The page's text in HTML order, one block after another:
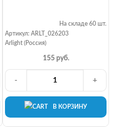
На складе 60 шт.
Артикул: ARLT_026203
Arlight (Россия)
155 руб.
В КОРЗИНУ
- +